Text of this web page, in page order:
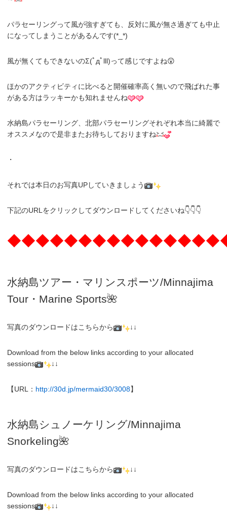
パラセーリングって風が強すぎても、反対に風が無さ過ぎても中止
になってしまうことがあるんです(*_*)
風が無くてもできないのΣ(ﾟдﾟlll)って感じですよね😲
ほかのアクティビティに比べると開催確率高く無いので飛ばれた事
がある方はラッキーかも知れませんね
水納島パラセーリング、北部パラセーリングそれぞれ本当に綺麗で
オススメなので是非またお待ちしておりますね
・
それでは本日のお写真UPしていきましょう
下記のURLをクリックしてダウンロードしてくださいね👇👇👇
水納島ツアー・マリンスポーツ/Minnajima
Tour・Marine Sports🌺
写真のダウンロードはこちらから ↓↓
Download from the below links according to your allocated
sessions
↓↓
【URL： http://30d.jp/mermaid30/3008】
水納島シュノーケリング/Minnajima
Snorkeling🌺
写真のダウンロードはこちらから ↓↓
Download from the below links according to your allocated
sessions
↓↓